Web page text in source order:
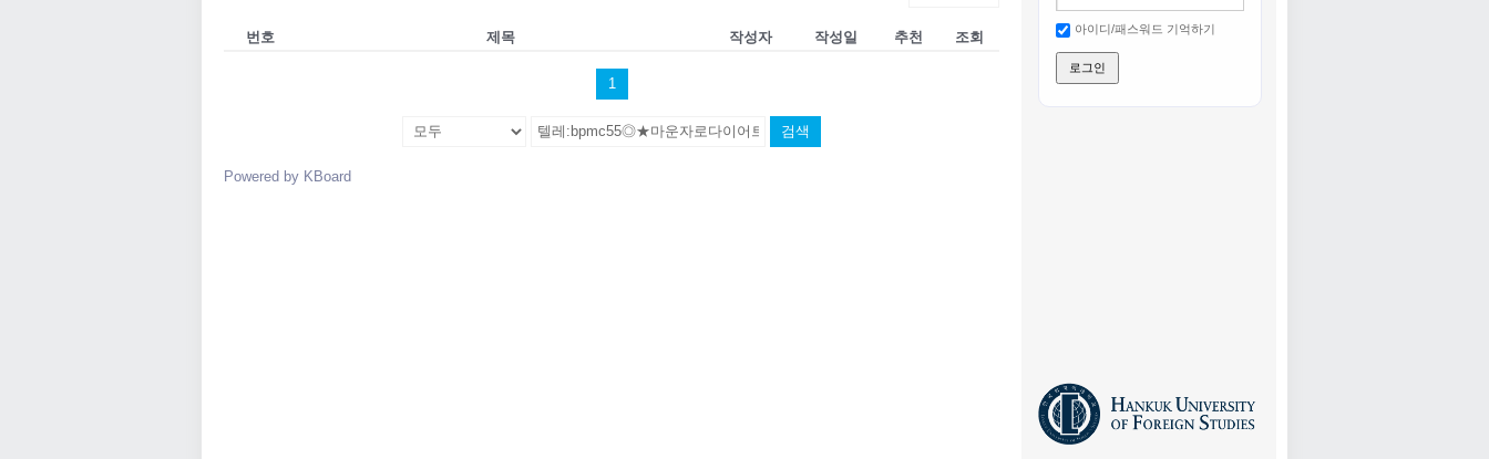
번호 제목 작성자 작성일 추천 조회
1
검색
Powered by KBoard
아이디/패스워드 기억하기